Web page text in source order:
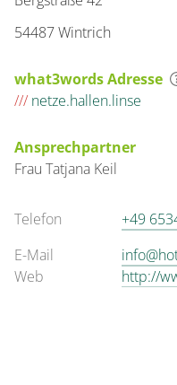
54487 Wintrich
what3words Adresse
/// netze.hallen.linse
Ansprechpartner
Frau Tatjana Keil
Telefon
+49
E-Mail
Web
http://